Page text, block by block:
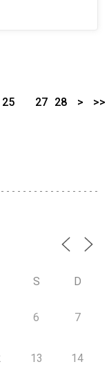
25
27 28 > >>
S D
6 7
13 14